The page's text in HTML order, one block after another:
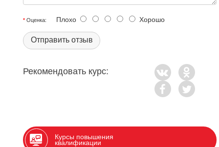
Оценка: Плохо Хорошо
Отправить отзыв
Рекомендовать курс:
Курсы повышения
квалификации